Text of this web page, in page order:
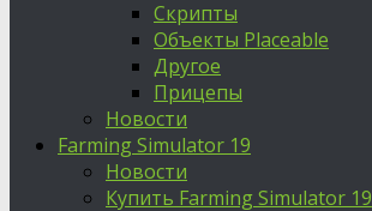
Скрипты
Объекты Placeable
Другое
Прицепы
Новости
Farming Simulator 19
Новости
Купить Farming Simulator 19